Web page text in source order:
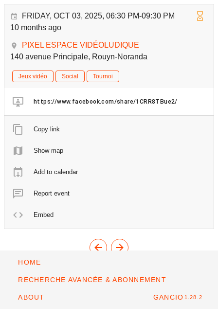
FRIDAY, OCT 03, 2025, 06:30 PM-09:30 PM
10 months ago
PIXEL ESPACE VIDÉOLUDIQUE
140 avenue Principale, Rouyn-Noranda
Jeux vidéo Social Tournoi
https://www.facebook.com/share/1CRR8TBue2/
Copy link
Show map
Add to calendar
Report event
Embed
HOME
RECHERCHE AVANCÉE & ABONNEMENT
ABOUT GANCIO 1.28.2